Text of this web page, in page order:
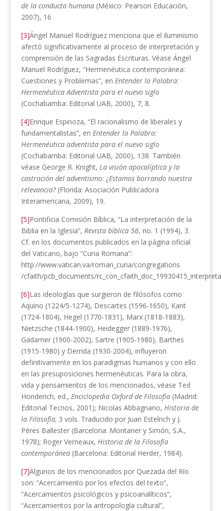
de la conducta humana(México: Pearson Educación,
2007), 16
[3]Ángel Manuel Rodríguez menciona que el iluminismo
afectó significativamente al proceso de interpretación y
comprensión de las Sagradas Escrituras. Véase Ángel
Manuel Rodríguez, “Hermenéutica contemporánea:
Cuestiones y Problemas”, en Entender la Palabra:
Hermenéutica Adventista para el nuevo siglo
(Cochabamba: Editorial UAB, 2000), 7, 8.
[4]Enrique Espinoza, “El racionalismo de liberales y
fundamentalistas”, en Entender la Palabra:
Hermenéutica adventista para el nuevo siglo
(Cochabamba: Editorial UAB, 2000), 138. También
véase George R. Knight, La visión apocalíptica y la
castración del adventismo: ¿Estamos borrando nuestra
relevancia? (Florida: Asociación Publicadora
Interamericana, 2009), 19.
[5]Pontificia Comisión Bíblica, “La interpretación de la
Biblia en la Iglesia”, Revista bíblica 56, no. 1 (1994), 3.
Cf. en los documentos publicados en la página oficial
del Vaticano, bajo “Curia Romana”:
http://www.vatican.va/roman_curia/congregations
/cfaith/pcb_documents/
[6]Las ideologías que surgieron de filósofos como
Aquino (1224/5-1274), Descartes (1596-1650), Kant
(1724-1804), Hegel (1770-1831), Marx (1818-1883),
Nietzsche (1844-1900), Heidegger (1889-1976),
Gadamer (1900-2002), Sartre (1905-1980), Barthes
(1915-1980) y Derrida (1930-2004), influyeron
definitivamente en los paradigmas humanos y con ello
en las presuposiciones hermenéuticas. Para la obra,
vida y pensamientos de los mencionados, véase Ted
Honderich, ed., Enciclopedia Oxford de Filosofía(Madrid:
Editorial Tecnos, 2001); Nicolas Abbagnano, Historia de
la Filosofía, 3 vols. Traducido por Juan Estelrich y J.
Péres Ballester (Barcelona: Montaner y Simón, S.A.,
1978); Roger Verneaux, Historia de la Filosofía
contemporánea(Barcelona: Editorial Herder, 1984).
[7]Algunos de los mencionados por Quezada del Río
son: “Acercamiento por los efectos del texto”,
“Acercamientos psicológicos y psicoanalíticos”,
“Acercamientos por la antropología cultural”,